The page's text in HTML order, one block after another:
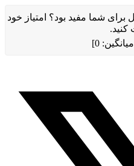
برای شما مفید بود؟ امتیاز خود
کنید.
میانگین:0
]